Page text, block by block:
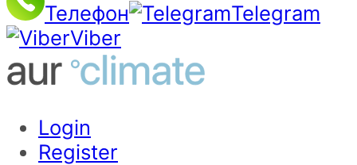
Телефон
Telegram
Viber
Login
Register